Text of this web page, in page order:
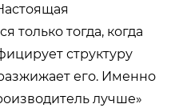
только тогда, когда
структуру
его. Именно
лучше»